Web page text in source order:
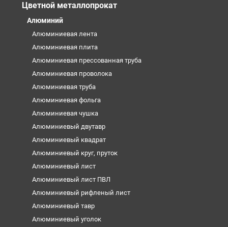
Цветной металлопрокат
Алюминий
Алюминиевая лента
Алюминиевая плита
Алюминиевая прессованная труба
Алюминиевая проволока
Алюминиевая труба
Алюминиевая фольга
Алюминиевая чушка
Алюминиевый двутавр
Алюминиевый квадрат
Алюминиевый круг, пруток
Алюминиевый лист
Алюминиевый лист ПВЛ
Алюминиевый рифленый лист
Алюминиевый тавр
Алюминиевый уголок